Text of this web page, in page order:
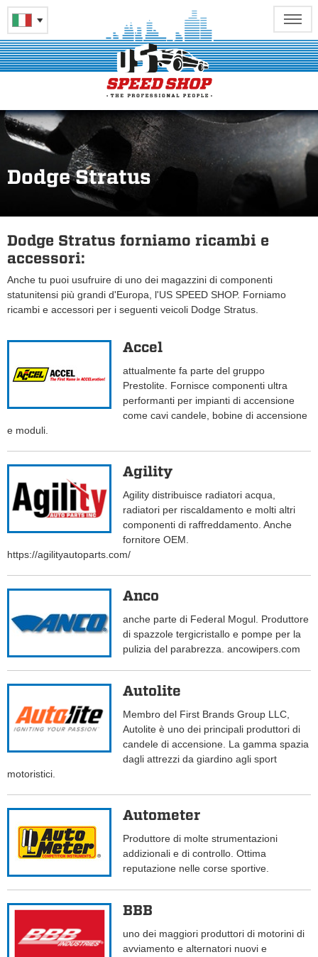
Dodge Stratus
Dodge Stratus forniamo ricambi e
accessori:
Anche tu puoi usufruire di uno dei magazzini di componenti
statunitensi più grandi d'Europa, l'US SPEED SHOP. Forniamo
ricambi e accessori per i seguenti veicoli Dodge Stratus.
Accel
attualmente fa parte del gruppo
Prestolite. Fornisce componenti ultra
performanti per impianti di accensione
come cavi candele, bobine di accensione
e moduli.
Agility
Agility distribuisce radiatori acqua,
radiatori per riscaldamento e molti altri
componenti di raffreddamento. Anche
fornitore OEM.
https://agilityautoparts.com/
Anco
anche parte di Federal Mogul. Produttore
di spazzole tergicristallo e pompe per la
pulizia del parabrezza. ancowipers.com
Autolite
Membro del First Brands Group LLC,
Autolite è uno dei principali produttori di
candele di accensione. La gamma spazia
dagli attrezzi da giardino agli sport
motoristici.
Autometer
Produttore di molte strumentazioni
addizionali e di controllo. Ottima
reputazione nelle corse sportive.
BBB
uno dei maggiori produttori di motorini di
avviamento e alternatori nuovi e